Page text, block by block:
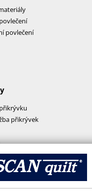
povlečení
přikrývek
polštářů